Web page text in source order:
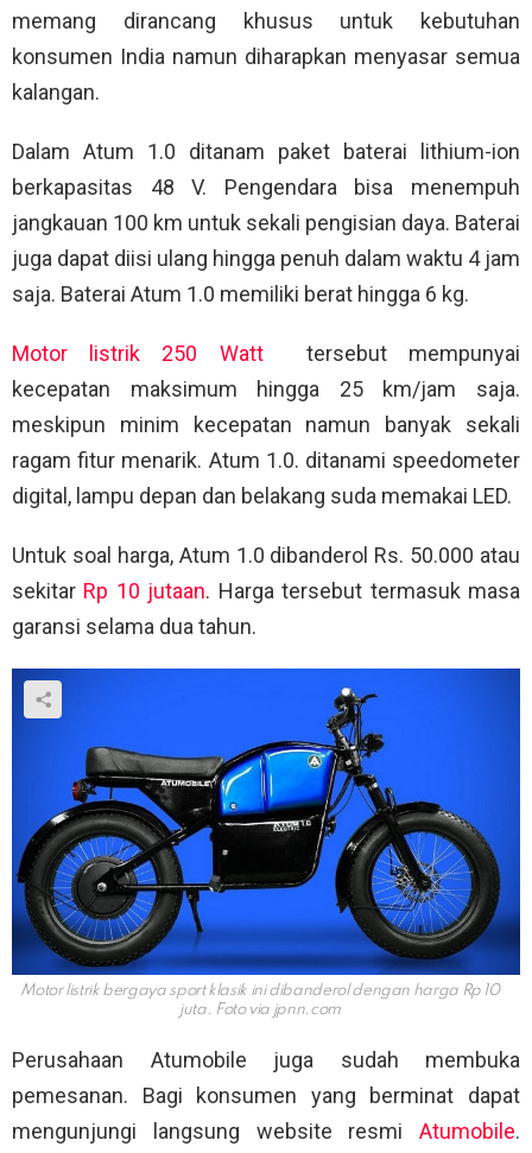
memang dirancang khusus untuk kebutuhan
konsumen India namun diharapkan menyasar semua
kalangan.
Dalam Atum 1.0 ditanam paket baterai lithium-ion
berkapasitas 48 V. Pengendara bisa menempuh
jangkauan 100 km untuk sekali pengisian daya. Baterai
juga dapat diisi ulang hingga penuh dalam waktu 4 jam
saja. Baterai Atum 1.0 memiliki berat hingga 6 kg.
Motor listrik 250 Watttersebut mempunyai
kecepatan maksimum hingga 25 km/jam saja.
meskipun minim kecepatan namun banyak sekali
ragam fitur menarik. Atum 1.0. ditanami speedometer
digital, lampu depan dan belakang suda memakai LED.
Untuk soal harga, Atum 1.0 dibanderol Rs. 50.000 atau
sekitar Rp 10 jutaan. Harga tersebut termasuk masa
garansi selama dua tahun.
Motor listrik bergaya sport klasik ini dibanderol dengan harga Rp 10
juta. Foto via jpnn.com
Perusahaan Atumobile juga sudah membuka
pemesanan. Bagi konsumen yang berminat dapat
mengunjungi langsung website resmi Atumobile.